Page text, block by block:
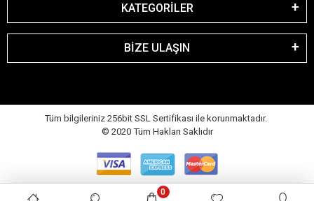
KATEGORİLER
BİZE ULAŞIN
Tüm bilgileriniz 256bit SSL Sertifikası ile korunmaktadır.
© 2020 Tüm Hakları Saklıdır
0